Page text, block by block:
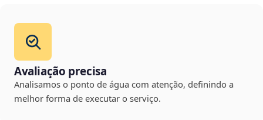
Avaliação precisa
Analisamos o ponto de água com atenção, definindo a
melhor forma de executar o serviço.